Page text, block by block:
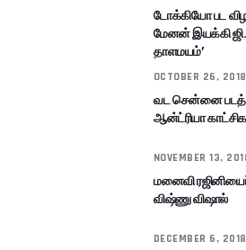
டோக்கியோ பட
மேனன் இயக்கி
தாளமயம்’
OCTOBER 26, 2018
வட சென்னை
ஆன்ட்ரியா
NOVEMBER 13,
மனைவி ரஜினியைப்
விஷ்ணு விஷால்
DECEMBER 6, 2018